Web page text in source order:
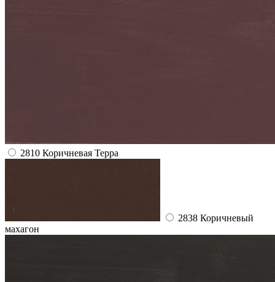
2810 Коричневая Терра
2838 Коричневый
махагон